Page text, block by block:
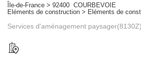
Île-de-France > 92400 COURBEVOIE
Eléments de construction > Eléments de
Services d'aménagement paysager(8130Z)